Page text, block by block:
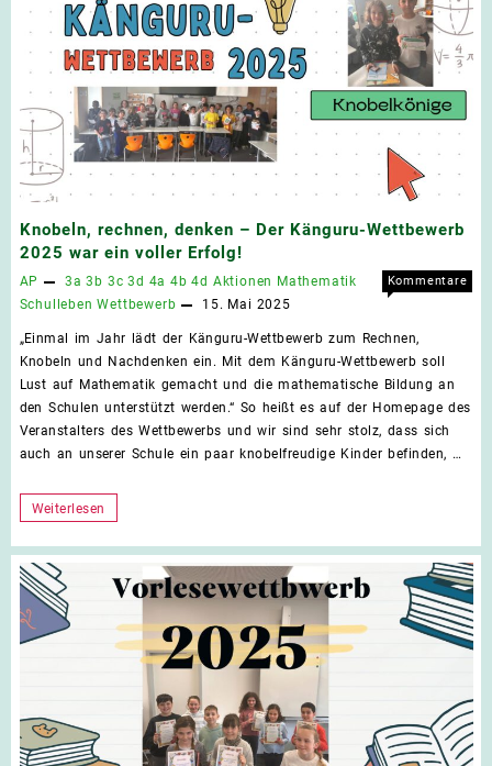
Knobeln, rechnen, denken – Der Känguru-Wettbewerb
2025 war ein voller Erfolg!
AP 3a 3b 3c 3d 4a 4b 4d Aktionen Mathematik
Schulleben Wettbewerb 15. Mai 2025
Kommentare
Der
„Einmal im Jahr lädt der Känguru-Wettbewerb zum Rechnen,
Knobeln und Nachdenken ein. Mit dem Känguru-Wettbewerb soll
Lust auf Mathematik gemacht und die mathematische Bildung an
den Schulen unterstützt werden.“ So heißt es auf der Homepage des
Veranstalters des Wettbewerbs und wir sind sehr stolz, dass sich
auch an unserer Schule ein paar knobelfreudige Kinder befinden, …
Knobeln,
denken
–
Der
war
Weiterlesen